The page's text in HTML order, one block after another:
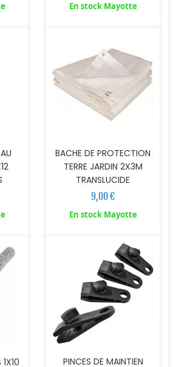
En stock Mayotte
BACHE DE PROTECTION
TERRE JARDIN 2X3M
TRANSLUCIDE
9,00 €
En stock Mayotte
PINCES DE MAINTIEN